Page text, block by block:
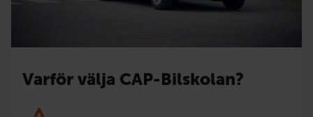
Varför välja CAP-Bilskolan?